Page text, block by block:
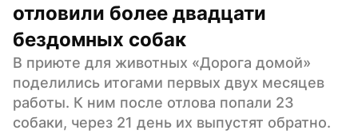
отловили более двадцати
бездомных собак
В приюте для животных «Дорога домой»
поделились итогами первых двух месяцев
работы. К ним после отлова попали 23
собаки, через 21 день их выпустят обратно.